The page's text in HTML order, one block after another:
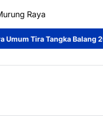
Raya
2026 Sukses Tampil